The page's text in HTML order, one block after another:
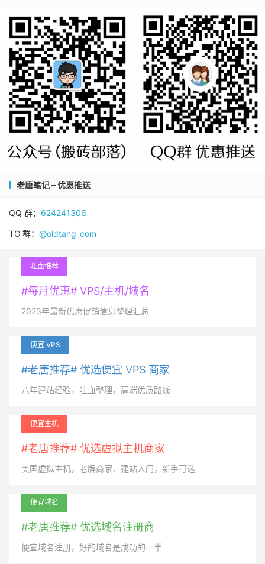
老唐笔记 – 优惠推送
QQ 群： 624241306
TG 群： @oldtang_com
吐血推荐
#每月优惠# VPS/主机/域名
2023年最新优惠促销信息整理汇总
便宜 VPS
#老唐推荐# 优选便宜 VPS 商家
八年建站经验，吐血整理，高端优质路线
便宜主机
#老唐推荐# 优选虚拟主机商家
美国虚拟主机，老牌商家，建站入门，新手可选
便宜域名
#老唐推荐# 优选域名注册商
便宜域名注册，好的域名是成功的一半